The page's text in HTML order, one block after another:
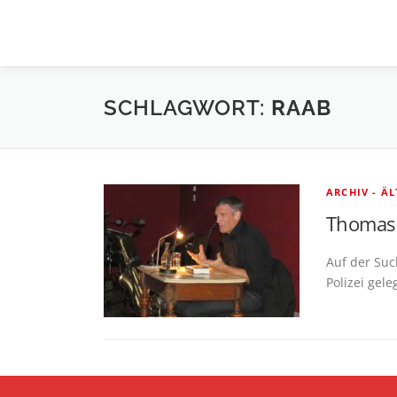
SCHLAGWORT: RAAB
ARCHIV -
Auf der
Polizei